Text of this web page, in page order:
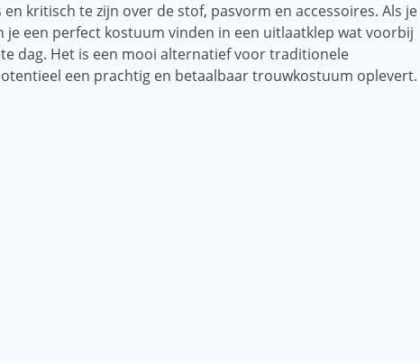
kritisch te zijn over de stof, pasvorm en accessoires. Als je
je een perfect kostuum vinden in een uitlaatklep wat voorbij
dag. Het is een mooi alternatief voor traditionele
een prachtig en betaalbaar trouwkostuum oplevert.